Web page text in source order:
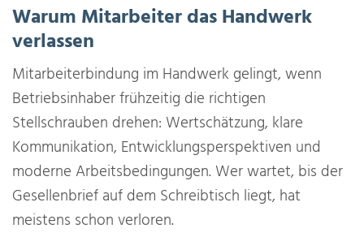
Warum Mitarbeiter das Handwerk
verlassen
Mitarbeiterbindung im Handwerk gelingt, wenn
Betriebsinhaber frühzeitig die richtigen
Stellschrauben drehen: Wertschätzung, klare
Kommunikation, Entwicklungsperspektiven und
moderne Arbeitsbedingungen. Wer wartet, bis der
Gesellenbrief auf dem Schreibtisch liegt, hat
meistens schon verloren.